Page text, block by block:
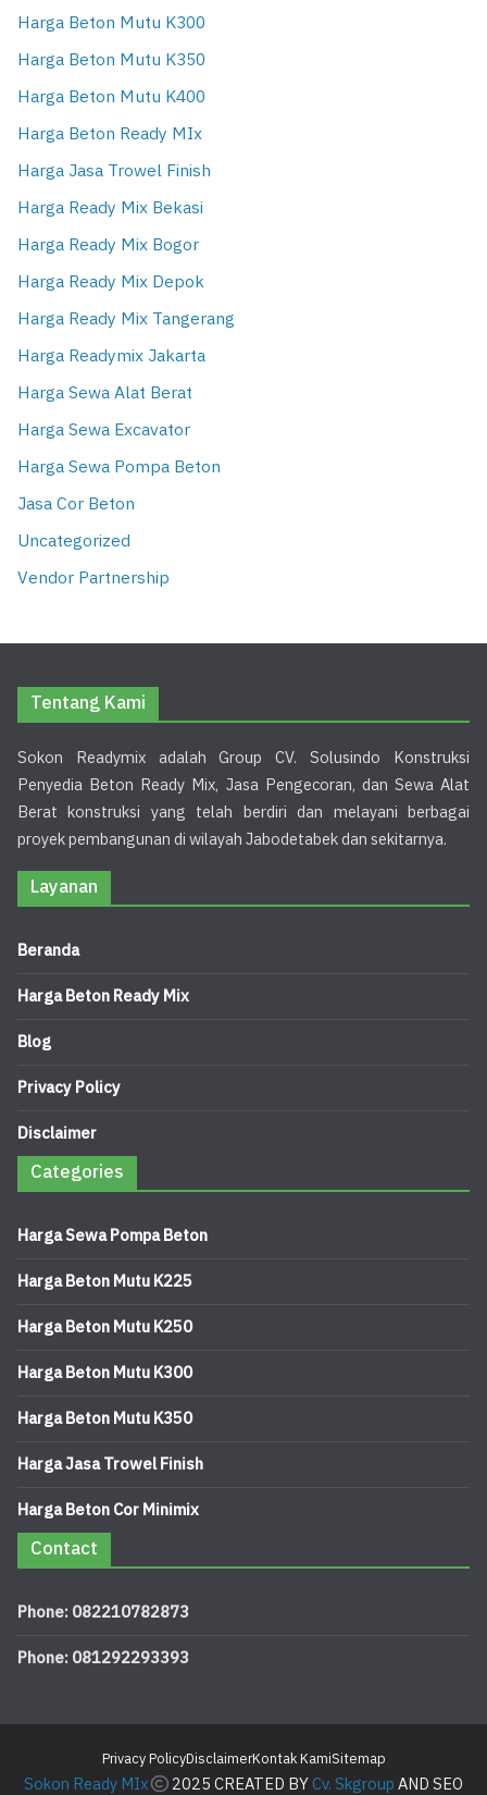
Harga Beton Mutu K300
Harga Beton Mutu K350
Harga Beton Mutu K400
Harga Beton Ready MIx
Harga Jasa Trowel Finish
Harga Ready Mix Bekasi
Harga Ready Mix Bogor
Harga Ready Mix Depok
Harga Ready Mix Tangerang
Harga Readymix Jakarta
Harga Sewa Alat Berat
Harga Sewa Excavator
Harga Sewa Pompa Beton
Jasa Cor Beton
Uncategorized
Vendor Partnership
Tentang Kami
Sokon Readymix adalah Group CV. Solusindo Konstruksi
Penyedia Beton Ready Mix, Jasa Pengecoran, dan Sewa Alat
Berat konstruksi yang telah berdiri dan melayani berbagai
proyek pembangunan di wilayah Jabodetabek dan sekitarnya.
Layanan
Beranda
Harga Beton Ready Mix
Blog
Privacy Policy
Disclaimer
Categories
Harga Sewa Pompa Beton
Harga Beton Mutu K225
Harga Beton Mutu K250
Harga Beton Mutu K300
Harga Beton Mutu K350
Harga Jasa Trowel Finish
Harga Beton Cor Minimix
Contact
Phone: 082210782873
Phone: 081292293393
Privacy PolicyDisclaimerKontak KamiSitemap
Sokon Ready MIx 2025 CREATED BYCv. SkgroupAND SEO